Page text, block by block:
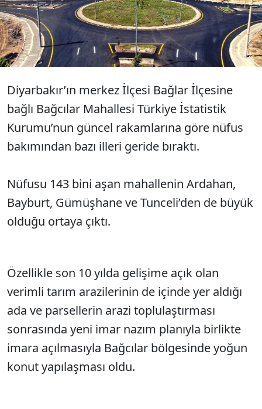
arazilerinin de imara açılmasıyla birlikte
hızla arttı...
Diyarbakır’ın merkez İlçesi Bağlar İlçesine
bağlı Bağcılar Mahallesi Türkiye İstatistik
Kurumu’nun güncel rakamlarına göre nüfus
bakımından bazı illeri geride bıraktı.
Nüfusu 143 bini aşan mahallenin Ardahan,
Bayburt, Gümüşhane ve Tunceli’den de büyük
olduğu ortaya çıktı.
Özellikle son 10 yılda gelişime açık olan
verimli tarım arazilerinin de içinde yer aldığı
ada ve parsellerin arazi toplulaştırması
sonrasında yeni imar nazım planıyla birlikte
imara açılmasıyla Bağcılar bölgesinde yoğun
konut yapılaşması oldu.